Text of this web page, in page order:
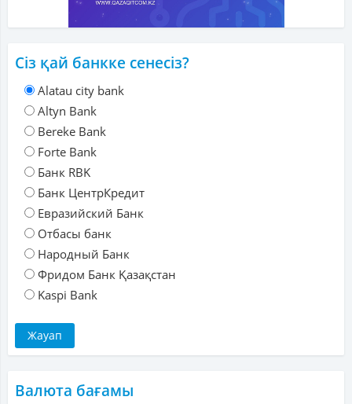
Сіз қай банкке сенесіз?
Alatau city bank
Altyn Bank
Bereke Bank
Forte Bank
Банк RBK
Банк ЦентрКредит
Евразийский Банк
Отбасы банк
Народный Банк
Фридом Банк Қазақстан
Kaspi Bank
Валюта бағамы